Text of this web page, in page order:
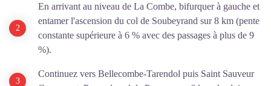
En arrivant au niveau de La Combe, bifurquer à gauche et
entamer l'ascension du col de Soubeyrand sur 8 km (pente
constante supérieure à 6 % avec des passages à plus de 9
%).
Continuez vers Bellecombe-Tarendol puis Saint Sauveur